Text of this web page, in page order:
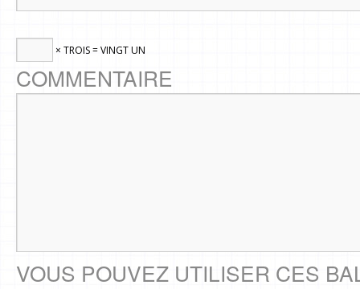
× TROIS = VINGT UN
COMMENTAIRE
VOUS POUVEZ UTILISER CES